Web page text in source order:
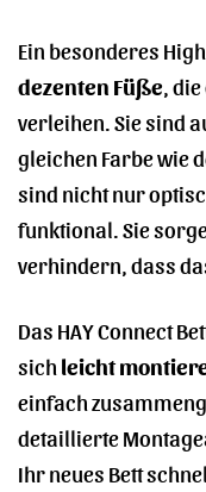
Ein besonderes
dezenten Füße ,
verleihen. Sie sind
gleichen Farbe wie
sind nicht nur
funktional. Sie
verhindern, dass
Das HAY Connect
sich leicht
einfach
detaillierte
Ihr neues Bett